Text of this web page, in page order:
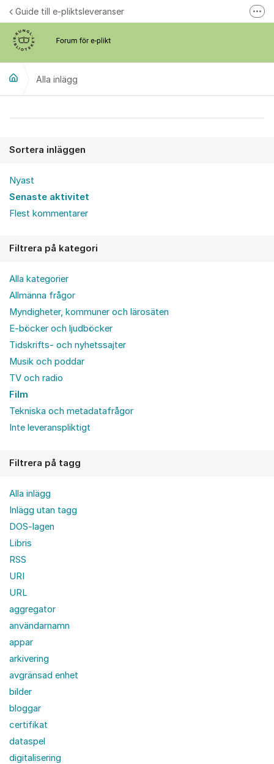
Hoppa till innehåll
Guide till e-pliktsleveranser
Alla inlägg
Sortera inläggen
Nyast
Senaste aktivitet
Flest kommentarer
Filtrera på kategori
Alla kategorier
Allmänna frågor
Myndigheter, kommuner och lärosäten
E-böcker och ljudböcker
Tidskrifts- och nyhetssajter
Musik och poddar
TV och radio
Film
Tekniska och metadatafrågor
Inte leveranspliktigt
Filtrera på tagg
Alla inlägg
Inlägg utan tagg
DOS-lagen
Libris
RSS
URI
URL
aggregator
användarnamn
appar
arkivering
avgränsad enhet
bilder
bloggar
certifikat
dataspel
digitalisering